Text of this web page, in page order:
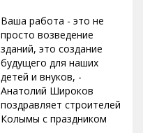
Ваша работа - это не
просто возведение
зданий, это создание
будущего для наших
детей и внуков, -
Анатолий Широков
поздравляет строителей
Колымы с праздником